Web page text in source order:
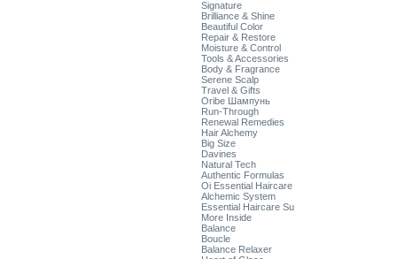
Signature
Brilliance & Shine
Beautiful Color
Repair & Restore
Moisture & Control
Tools & Accessories
Body & Fragrance
Serene Scalp
Travel & Gifts
Oribe Шампунь
Run-Through
Renewal Remedies
Hair Alchemy
Big Size
Davines
Natural Tech
Authentic Formulas
Oi Essential Haircare
Alchemic System
Essential Haircare Su
More Inside
Balance
Boucle
Balance Relaxer